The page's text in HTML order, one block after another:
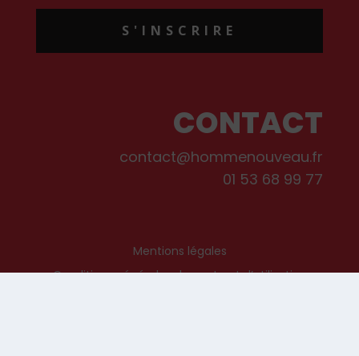
S'INSCRIRE
CONTACT
contact@hommenouveau.fr
01 53 68 99 77
Mentions légales
Conditions générales de vente et d’utilisation